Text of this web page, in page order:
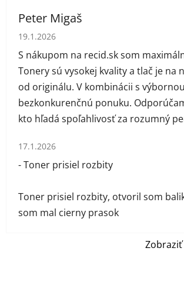
Peter Migaš
Hodnotenie obchodu je 5 z 5
19.1.2026
S nákupom na recid.sk som
Tonery sú vysokej kvality a tlač je na
od originálu. V kombinácii s
bezkonkurenčnú ponuku.
kto hľadá spoľahlivosť za rozumný
Hodnotenie obchodu je 1 z 5
17.1.2026
- Toner prisiel rozbity
Toner prisiel rozbity, otvoril som
som mal cierny prasok